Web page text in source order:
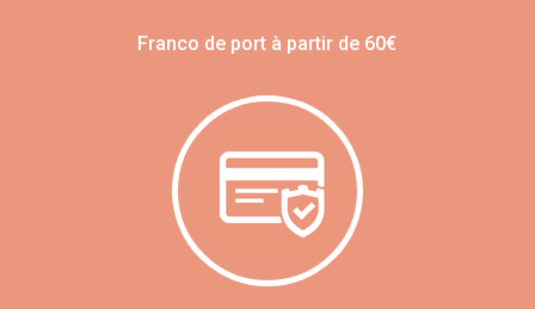
Franco de port à partir de 60€